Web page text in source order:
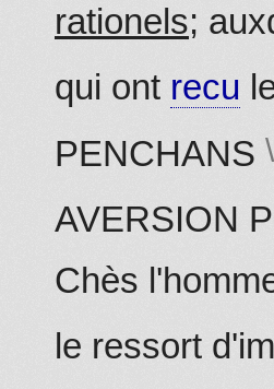
rationels;
qui ont recu
PENCHANS
AVERSION
Chès
le ressort